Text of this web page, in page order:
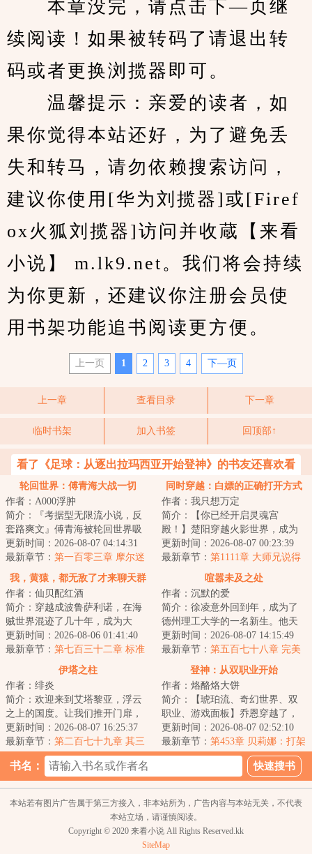
本章没完，请点击下—页继
续阅读！如果被转码了请退出转
码或者更换浏揽器即可。
温馨提示：亲爱的读者，如
果你觉得本站还好，为了避免丢
失和转马，请勿依赖搜索访问，
建议你使用[华为刘揽器]或[Firef
ox火狐刘揽器]访问并收蔵【来看
小说】 m.lk9.net。我们将会持续
为你更新，还建议你注册会员使
用书架功能追书阅读更方便。
上一页 1 2 3 4 下—页
上一章 查看目录 下一章
临时书架 加入书签 回顶部↑
看了《足球：从逐出拉玛西亚开始登神》的书友还喜欢看
轮回世界：傅青海大战一切
作者：A000浮肿
简介：『考据型无限流小说，反
套路爽文』傅青海被轮回世界吸
入了，当他目睹了异形大战食死
徒、绝地武士大...
更新时间：2026-08-07 04:14:31
最新章节： 第一百零三章 摩尔迷
踪
同时穿越：白嫖的正确打开方式
作者：我只想万定
简介：【你已经开启灵魂宫
殿！】楚阳穿越火影世界，成为
千手一族一员，但似乎穿越的有
点早，穿越忍村都还...
更新时间：2026-08-07 00:23:39
最新章节： 第1111章 大师兄说得
我，黄猿，都无敌了才来聊天群
作者：仙贝配红酒
简介：穿越成波鲁萨利诺，在海
贼世界混迹了几十年，成为大
将，实力近乎无敌！秉承着‘抓了
一辈子海贼，就...
更新时间：2026-08-06 01:41:40
最新章节： 第七百三十二章 标准
喧嚣未及之处
作者：沉默的爱
简介：徐凌意外回到年，成为了
德州理工大学的一名新生。他天
赋异禀，却鲜为人知。那时，传
奇教练鲍勃·奈...
更新时间：2026-08-07 14:15:49
最新章节： 第五百七十八章 完美
无缺的个人秀
伊塔之柱
作者：绯炎
简介：欢迎来到艾塔黎亚，浮云
之上的国度。让我们推开门扉，
拿起手杖，冒险，将从这里开始
穿过云与海的丘...
更新时间：2026-08-07 16:25:37
最新章节： 第二百七十九章 其三
登神：从双职业开始
作者：烙酪烙大饼
简介：【琥珀流、奇幻世界、双
职业、游戏面板】乔恩穿越了，
穿越进他所玩的游戏《伊诺》之
中，成了一个被...
更新时间：2026-08-07 02:52:10
最新章节： 第453章 贝莉娜：打架
怎么能不带我？
书名：
本站若有图片广告属于第三方接入，非本站所为，广告内容与本站无关，不代表
本站立场，请谨慎阅读。
Copyright © 2020 来看小说 All Rights Reserved.kk
SiteMap